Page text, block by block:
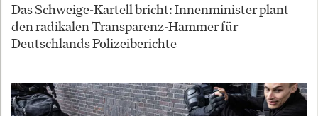
Das Schweige-Kartell bricht: Innenminister plant
den radikalen Transparenz-Hammer für
Deutschlands Polizeiberichte